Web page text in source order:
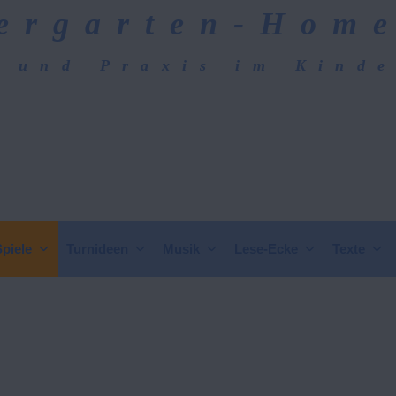
und Praxis im